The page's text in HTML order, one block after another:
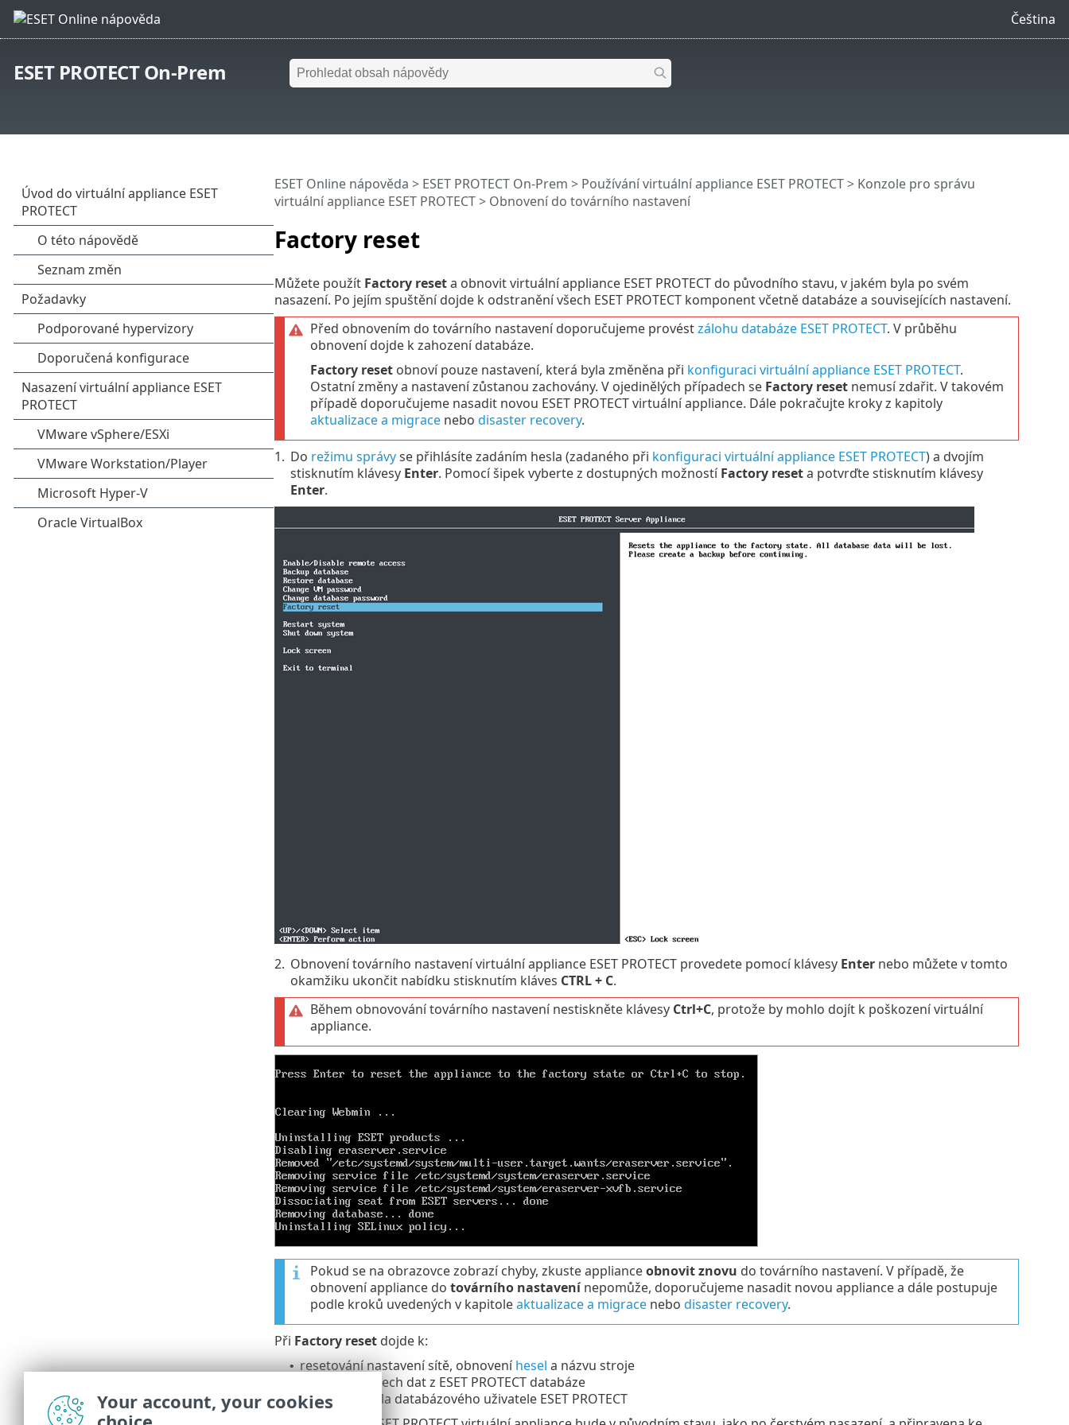
Čeština
ESET PROTECT On-Prem
Factory reset
ESET Online nápověda > ESET PROTECT On-Prem > Používání virtuální appliance ESET PROTECT> Konzole pro správu
virtuální appliance ESET PROTECT> Obnovení do továrního nastavení
Můžete použít Factory reseta obnovit virtuální appliance ESET PROTECT do původního stavu, v jakém byla po svém
nasazení. Po jejím spuštění dojde k odstranění všech ESET PROTECT komponent včetně databáze a souvisejících nastavení.
Před obnovením do továrního nastavení doporučujeme provéstzálohu databáze ESET PROTECT. V průběhu
obnovení dojde k zahození databáze.
Factory resetobnoví pouze nastavení, která byla změněna při konfiguraci virtuální appliance ESET PROTECT.
Ostatní změny a nastavení zůstanou zachovány. V ojedinělých případech se Factory resetnemusí zdařit. V takovém
případě doporučujeme nasadit novou ESET PROTECT virtuální appliance. Dále pokračujte kroky z kapitoly
aktualizace a migracenebo disaster recovery.
1. Do režimu správyse přihlásíte zadáním hesla (zadaného při konfiguraci virtuální appliance ESET PROTECT) a dvojím
stisknutím klávesy Enter. Pomocí šipek vyberte z dostupných možnostíFactory reseta potvrďte stisknutím klávesy
Enter.
2. Obnovení továrního nastavení virtuální appliance ESET PROTECT provedete pomocí klávesy Enternebo můžete v tomto
okamžiku ukončit nabídku stisknutím kláves CTRL + C.
Během obnovování továrního nastavení nestiskněte klávesy Ctrl+C, protože by mohlo dojít k poškození virtuální
appliance.
Pokud se na obrazovce zobrazí chyby, zkuste applianceobnovit znovu do továrního nastavení. V případě, že
obnovení appliance do továrního nastavenínepomůže, doporučujeme nasadit novou appliance a dále postupuje
podle kroků uvedených v kapitoleaktualizace a migracenebo disaster recovery.
Při Factory resetdojde k:
• resetování nastavení sítě, obnoveníhesel a názvu stroje
odstranění všech dat z ESET PROTECT databáze
• obnovení hesla databázového uživatele ESET PROTECT
Your account, your cookies